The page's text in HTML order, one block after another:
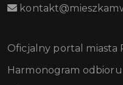
Oficjalny portal miasta
Harmonogram